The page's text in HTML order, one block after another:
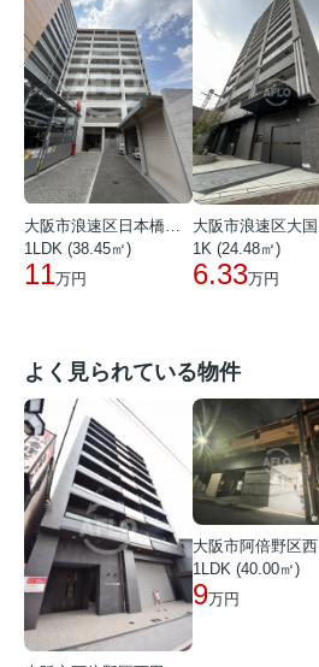
大阪市浪速区日本橋東１丁目
1LDK (38.45㎡)
11万円
1K (24.48㎡)
6.33万円
よく見られている物件
1LDK (40.00㎡)
9万円